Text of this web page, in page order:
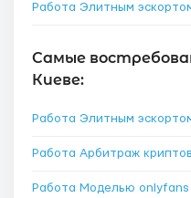
Работа Элитным
Самые
Киеве:
Работа Элитным
Работа Арбитраж
Работа Моделью onlyfans